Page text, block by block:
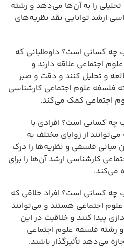
تحلیلی را به آن‌ها می‌دهد و رشته
ارشد توانایی نقد نظریه‌های
چه کسانی است؟ داوطلبانی که
اجتماعی علاقه دارند و
و تحلیل کنند و دقت و صبر
فلسفه علوم اجتماعی کارشناسی
اجتماعی کمک می‌کند.
کسانی است؟ افرادی با
از زوایای مختلف به
مبانی فلسفی و نظریه‌ها را درک
کارشناسی ارشد آن‌ها را برای
می‌کند.
چه کسانی است؟ افراد خلاقی که
اجتماعی هستند و می‌توانند
پیدا کنند و خلاقیت در این
رشته فلسفه علوم اجتماعی
می‌دهد تأثیرگذار باشند.